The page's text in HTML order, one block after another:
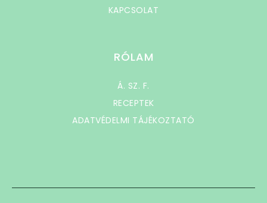
KAPCSOLAT
RÓLAM
Á. SZ. F.
RECEPTEK
ADATVÉDELMI TÁJÉKOZTATÓ